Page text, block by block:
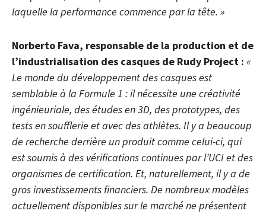
laquelle la performance commence par la tête. »
Norberto Fava, responsable de la production et de
l’industrialisation des casques de Rudy Project : «
Le monde du développement des casques est
semblable à la Formule 1 : il nécessite une créativité
ingénieuriale, des études en 3D, des prototypes, des
tests en soufflerie et avec des athlètes. Il y a beaucoup
de recherche derrière un produit comme celui-ci, qui
est soumis à des vérifications continues par l’UCI et des
organismes de certification. Et, naturellement, il y a de
gros investissements financiers. De nombreux modèles
actuellement disponibles sur le marché ne présentent